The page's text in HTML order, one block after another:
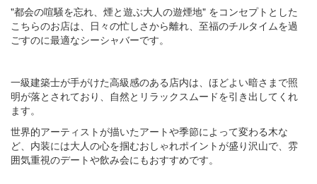
"都会の喧騒を忘れ、煙と遊ぶ大人の遊煙地" をコンセプトとした
こちらのお店は、日々の忙しさから離れ、至福のチルタイムを過
ごすのに最適なシーシャバーです。
一級建築士が手がけた高級感のある店内は、ほどよい暗さまで照
明が落とされており、自然とリラックスムードを引き出してくれ
ます。
世界的アーティストが描いたアートや季節によって変わる木な
ど、内装には大人の心を掴むおしゃれポイントが盛り沢山で、雰
囲気重視のデートや飲み会にもおすすめです。